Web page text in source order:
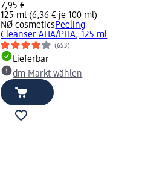
7,95 €
125 ml (6,36 € je 100 ml)
NØ cosmeticsPeeling
Cleanser AHA/PHA, 125 ml
(653)
Lieferbar
dm Markt wählen